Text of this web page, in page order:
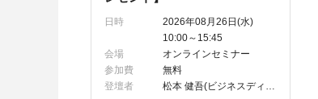
日時
2026年08月26日(水)
10:00～15:45
会場
オンラインセミナー
参加費
無料
登壇者
松本 健吾(ビジネスディベロップメント部 プロダクトマーケティングマネージャー)